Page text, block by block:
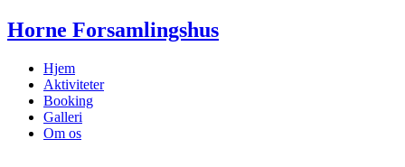
Videre
til
Horne Forsamlingshus
Hjem
Aktiviteter
Booking
Galleri
Om os